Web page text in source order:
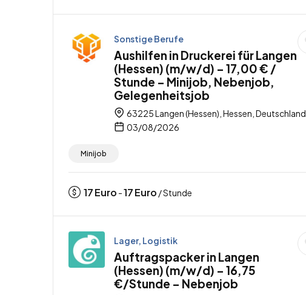
Sonstige Berufe
Aushilfen in Druckerei für Langen
(Hessen) (m/w/d) – 17,00 € /
Stunde – Minijob, Nebenjob,
Gelegenheitsjob
63225 Langen (Hessen), Hessen, Deutschland
03/08/2026
Minijob
17Euro -17Euro / Stunde
Lager, Logistik
Auftragspacker in Langen
(Hessen) (m/w/d) – 16,75
€/Stunde – Nebenjob